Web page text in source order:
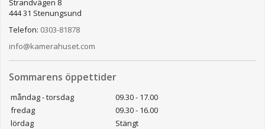
Strandvägen 8
444 31 Stenungsund
Telefon: 0303-81878
info@kamerahuset.com
Sommarens öppettider
måndag - torsdag
09.30 - 17.00
fredag
09.30 - 16.00
lördag
Stängt